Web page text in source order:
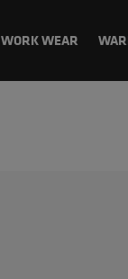
WORK WEAR